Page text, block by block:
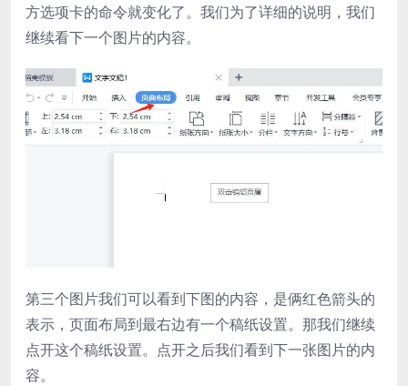
方选项卡的命令就变化了。我们为了详细的说明，我们
继续看下一个图片的内容。
第三个图片我们可以看到下图的内容，是俩红色箭头的
表示，页面布局到最右边有一个稿纸设置。那我们继续
点开这个稿纸设置。点开之后我们看到下一张图片的内
容。